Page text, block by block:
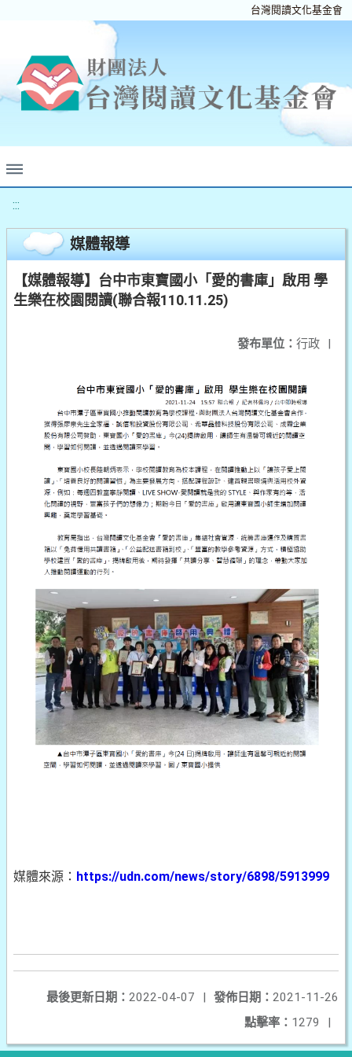
台灣閱讀文化基金會
:::
媒體報導
【媒體報導】台中市東寶國小「愛的書庫」啟用 學
生樂在校園閱讀(聯合報110.11.25)
發布單位： 行政 |
媒體來源： https://udn.com/news/story/6898/5913999
發佈日期： 2021-11-26
最後更新日期： 2022-04-07
|
點擊率： 1279 |